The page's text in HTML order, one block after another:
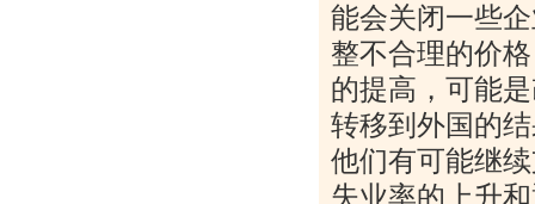
能会关闭一些
整不合理的价
的提高，可能
转移到外国的
他们有可能继
失业率的上升